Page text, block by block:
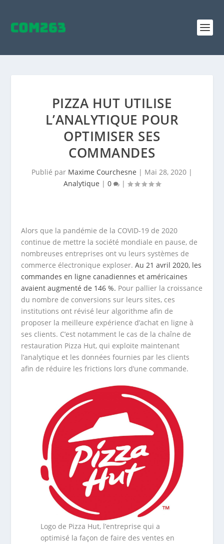
PIZZA HUT UTILISE
L’ANALYTIQUE POUR
OPTIMISER SES
COMMANDES
Publié par Maxime Courchesne | Mai 28, 2020 |
Analytique | 0 |
Alors que la pandémie de la COVID-19 de 2020
continue de mettre la société mondiale en pause, de
nombreuses entreprises ont vu leurs systèmes de
commerce électronique exploser.Au 21 avril 2020, les
commandes en ligne canadiennes et américaines
avaient augmenté de 146 %. Pour pallier la croissance
du nombre de conversions sur leurs sites, ces
institutions ont révisé leur algorithme afin de
proposer la meilleure expérience d’achat en ligne à
ses clients. C’est notamment le cas de la chaîne de
restauration Pizza Hut, qui exploite maintenant
l’analytique et les données fournies par les clients
afin de réduire les frictions lors d’une commande.
Logo de Pizza Hut, l’entreprise qui a
optimisé la façon de faire des ventes en